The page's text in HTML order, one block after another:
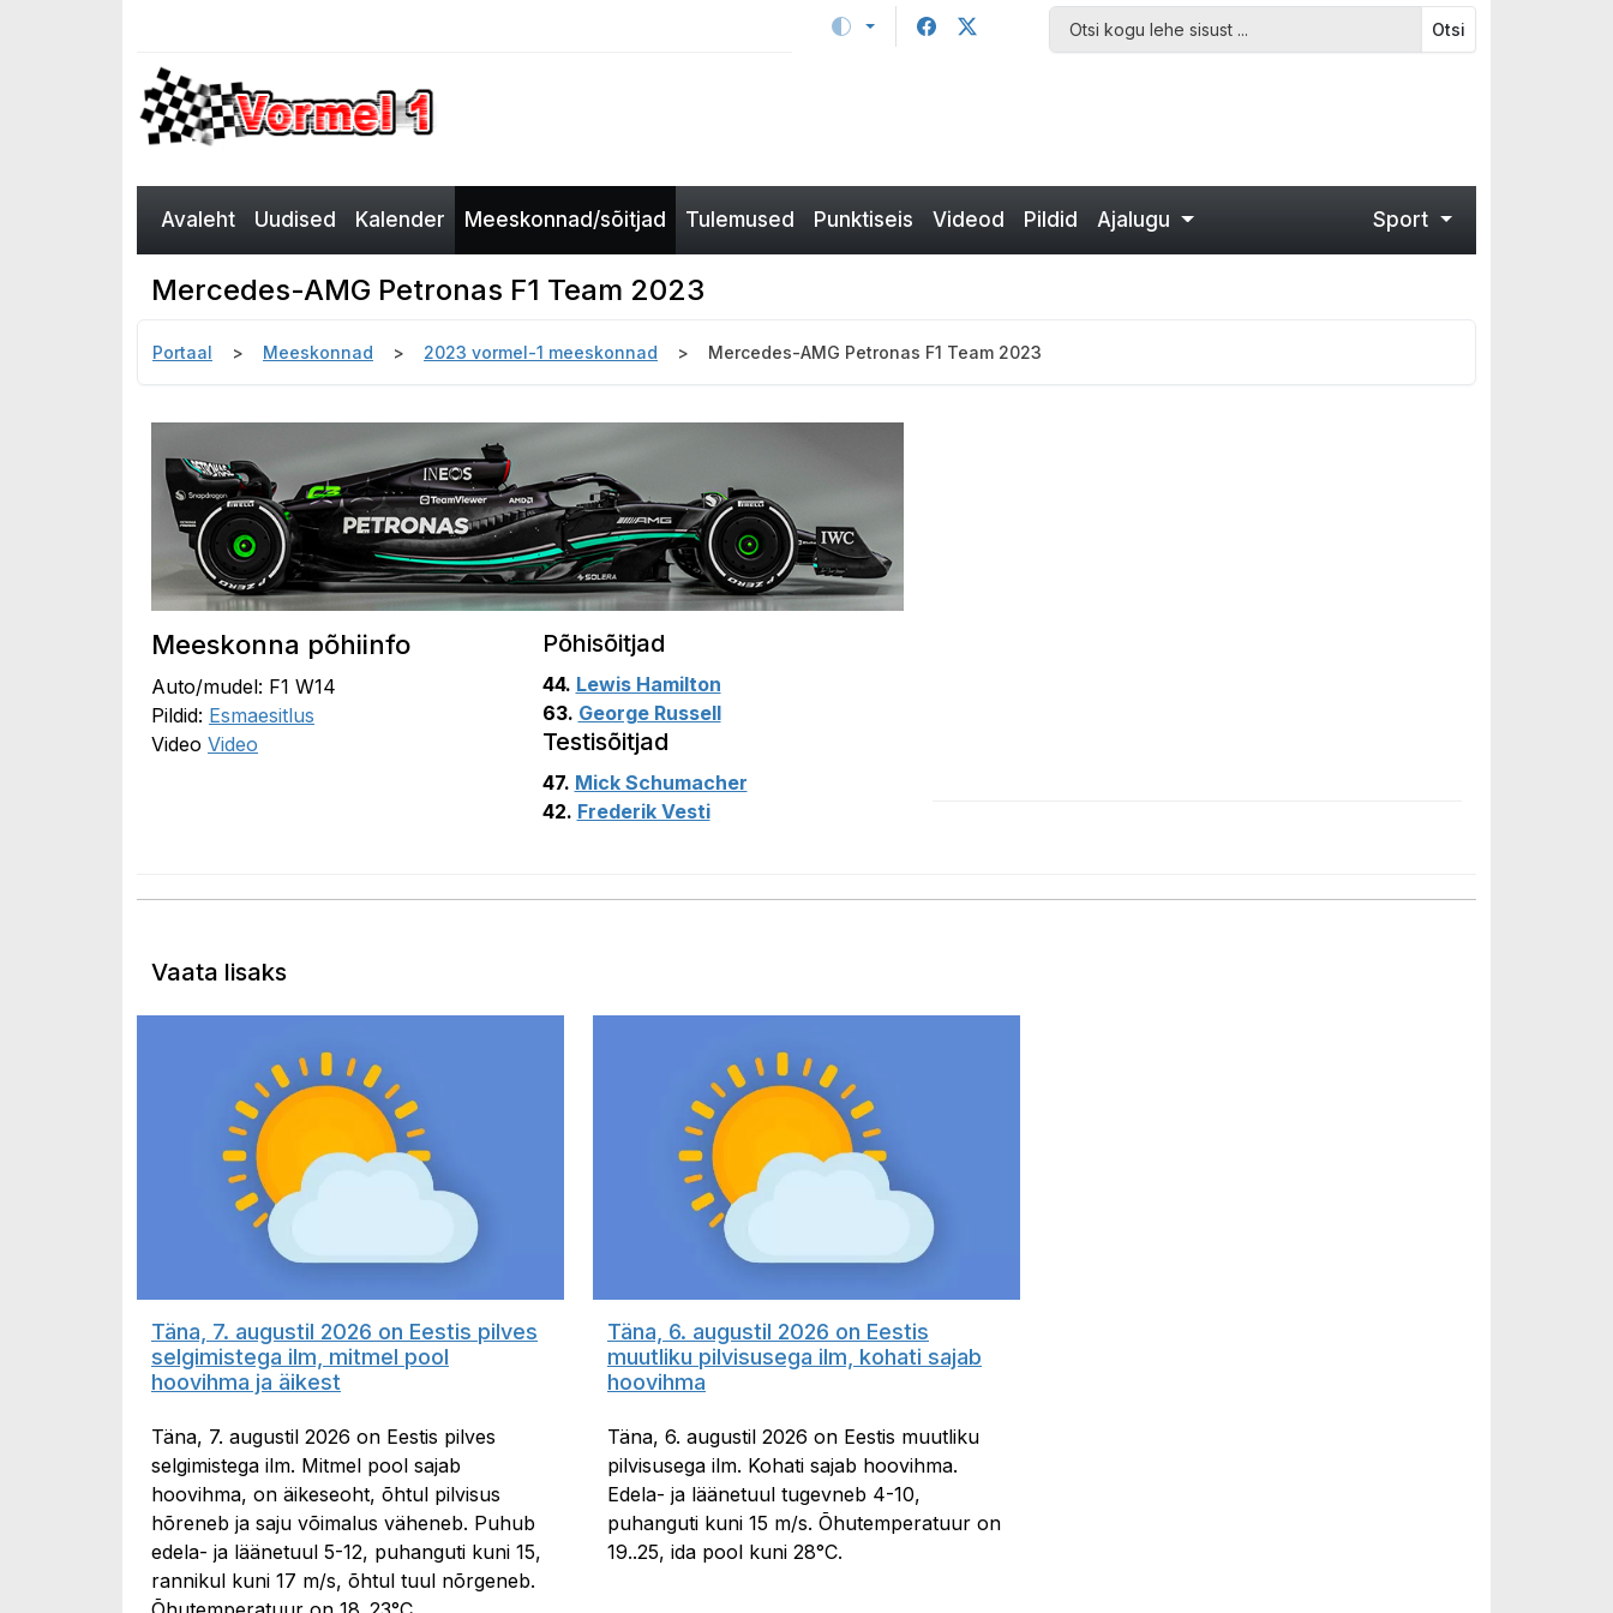
Otsi
Avaleht Uudised Kalender Meeskonnad/sõitjad Tulemused Punktiseis Videod Pildid Ajalugu Sport
Mercedes-AMG Petronas F1 Team 2023
Portaal Meeskonnad 2023 vormel-1 meeskonnad Mercedes-AMG Petronas F1 Team 2023
Meeskonna põhiinfo
Auto/mudel: F1 W14
Pildid: Esmaesitlus
Video Video
Põhisõitjad
44. Lewis Hamilton
63. George Russell
Testisõitjad
47. Mick Schumacher
42. Frederik Vesti
Vaata lisaks
Täna, 7. augustil 2026 on Eestis pilves
selgimistega ilm, mitmel pool
hoovihma ja äikest
Täna, 7. augustil 2026 on Eestis pilves
selgimistega ilm. Mitmel pool sajab
hoovihma, on äikeseoht, õhtul pilvisus
hõreneb ja saju võimalus väheneb. Puhub
edela- ja läänetuul 5-12, puhanguti kuni 15,
rannikul kuni 17 m/s, õhtul tuul nõrgeneb.
Täna, 6. augustil 2026 on Eestis
muutliku pilvisusega ilm, kohati sajab
hoovihma
Täna, 6. augustil 2026 on Eestis muutliku
pilvisusega ilm. Kohati sajab hoovihma.
Edela- ja läänetuul tugevneb 4-10,
puhanguti kuni 15 m/s. Õhutemperatuur on
19..25, ida pool kuni 28°C.